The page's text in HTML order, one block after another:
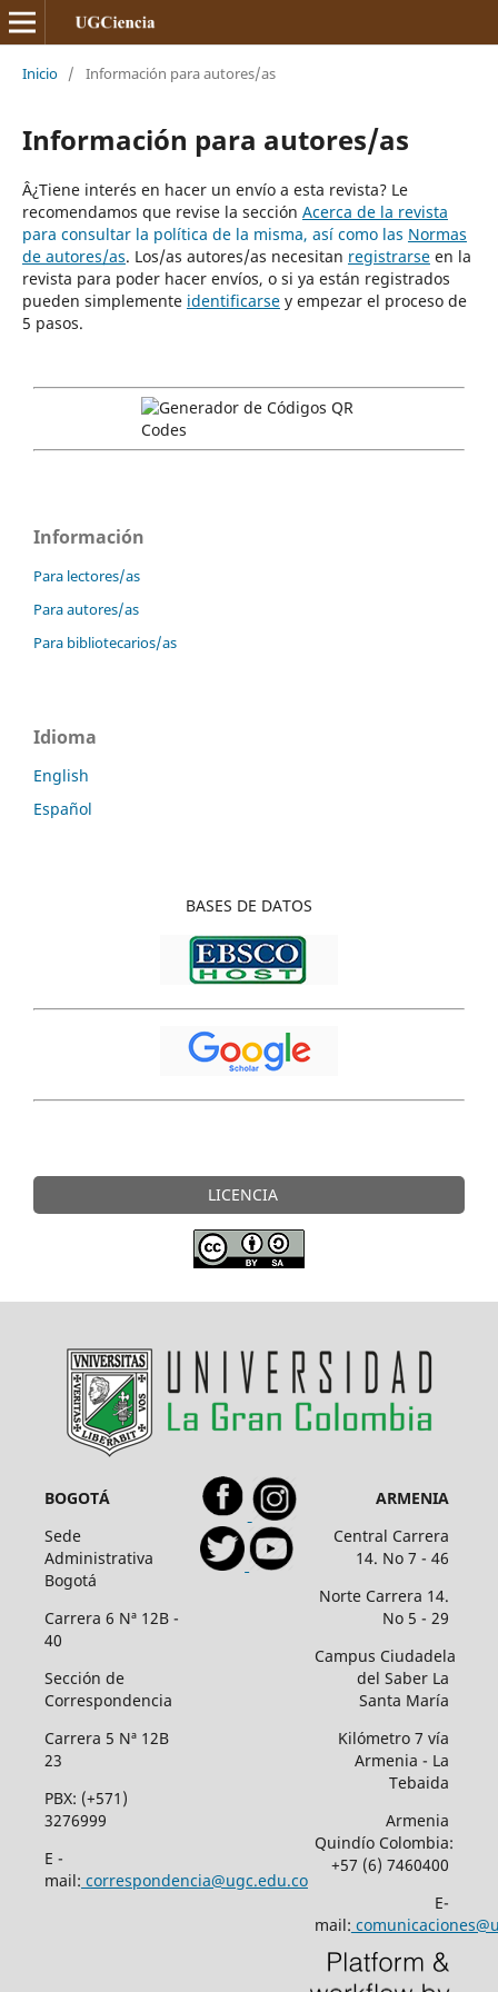
Inicio / Información para autores/as
Información para autores/as
Â¿Tiene interés en hacer un envío a esta revista? Le
recomendamos que revise la sección Acerca de la revista
para consultar la política de la misma, así como las Normas
de autores/as. Los/as autores/as necesitan registrarseen la
revista para poder hacer envíos, o si ya están registrados
pueden simplemente identificarsey empezar el proceso de
5 pasos.
Información
Para lectores/as
Para autores/as
Para bibliotecarios/as
Idioma
English
Español
BASES DE DATOS
LICENCIA
BOGOTÁ
Sede
Administrativa
Bogotá
Carrera 6 Nª 12B -
40
Sección de
Correspondencia
Carrera 5 Nª 12B
23
PBX: (+571)
3276999
E -
mail: correspondencia@ugc.edu.co
ARMENIA
Central Carrera
14. No 7 - 46
Norte Carrera 14.
No 5 - 29
Campus Ciudadela
del Saber La
Santa María
Kilómetro 7 vía
Armenia - La
Tebaida
Armenia
Quindío Colombia:
+57 (6) 7460400
E-
mail: